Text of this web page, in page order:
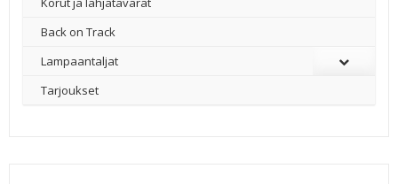
Back on Track
Lampaantaljat
Tarjoukset